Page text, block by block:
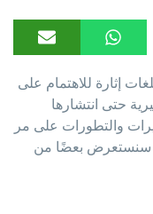
إثارة للاهتمام على
حتى انتشارها
والتطورات على مر
سنستعرض بعضًا من